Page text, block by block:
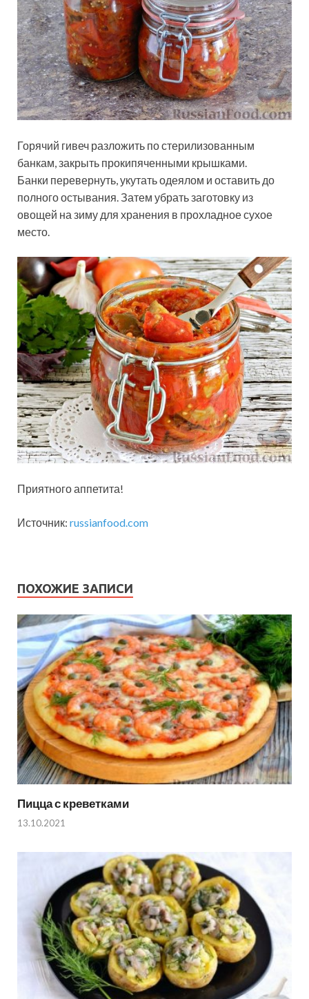
Горячий гивеч разложить по стерилизованным
банкам, закрыть прокипяченными крышками.
Банки перевернуть, укутать одеялом и оставить до
полного остывания. Затем убрать заготовку из
овощей на зиму для хранения в прохладное сухое
место.
Приятного аппетита!
Источник: russianfood.com
ПОХОЖИЕ ЗАПИСИ
Пицца с креветками
13.10.2021